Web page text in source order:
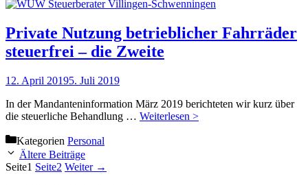
Private Nutzung betrieblicher Fahrräder
steuerfrei – die Zweite
12. April 20195. Juli 2019
In der Mandanteninformation März 2019 berichteten wir kurz über
die steuerliche Behandlung … Weiterlesen >
Kategorien Personal
Ältere Beiträge
Seite1 Seite2 Weiter →